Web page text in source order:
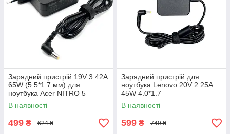
Зарядний пристрій 19V 3.42A
65W (5.5*1.7 мм) для
ноутбука Acer NITRO 5
AN515-31 65
В наявності
499 ₴ 624 ₴
Зарядний пристрій для
ноутбука Lenovo 20V 2.25A
45W 4.0*1.7
В наявності
599 ₴ 749 ₴